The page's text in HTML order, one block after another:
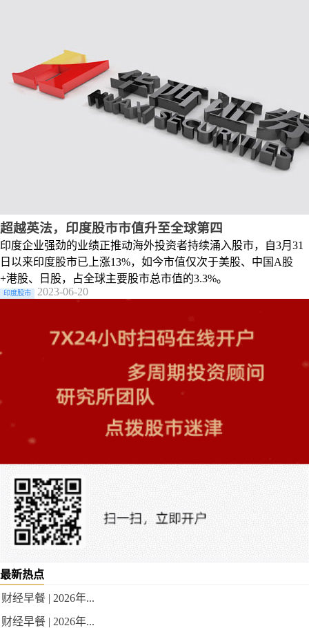
超越英法，印度股市市值升至全球第四
印度企业强劲的业绩正推动海外投资者持续涌入股市，自3月31
日以来印度股市已上涨13%，如今市值仅次于美股、中国A股
+港股、日股，占全球主要股市总市值的3.3%。
印度股市 2023-06-20
最新热点
财经早餐 | 2026年...
财经早餐 | 2026年...